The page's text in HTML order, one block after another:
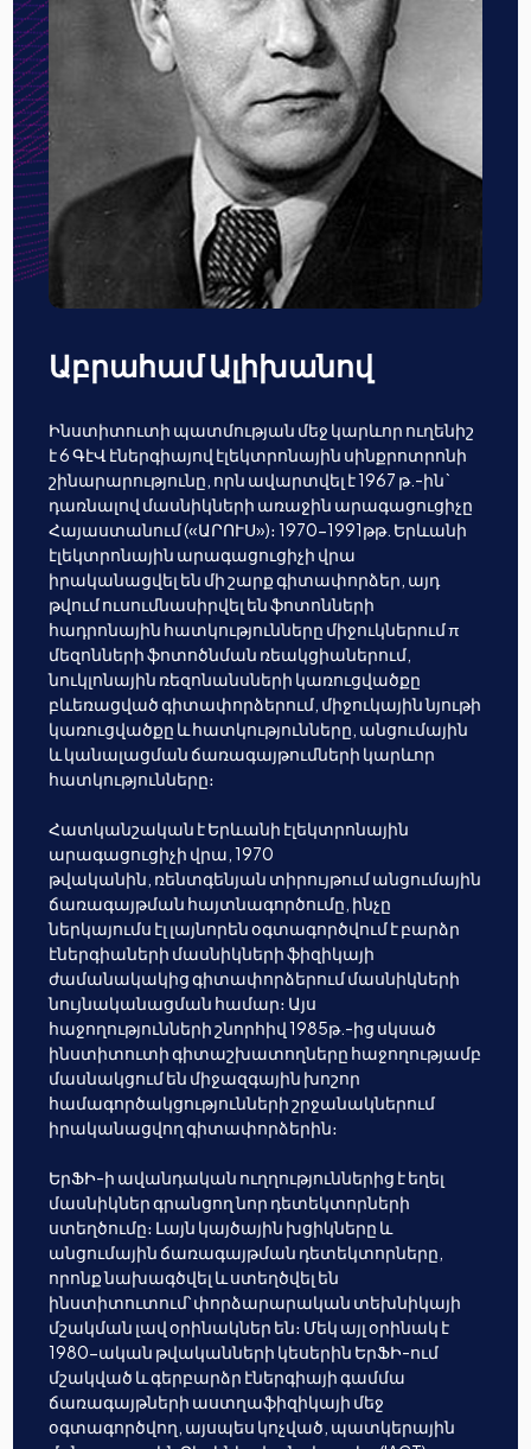
Աբրահամ Ալիխանով
Ինստիտուտի պատմության մեջ կարևոր ուղենիշ
է 6 ԳէՎ էներգիայով էլեկտրոնային սինքրոտրոնի
շինարարությունը, որն ավարտվել է 1967 թ.-ին`
դառնալով մասնիկների առաջին արագացուցիչը
Հայաստանում («ԱՐՈՒՍ»)։ 1970-1991թթ. Երևանի
էլեկտրոնային արագացուցիչի վրա
իրականացվել են մի շարք գիտափորձեր, այդ
թվում ուսումնասիրվել են ֆոտոնների
հադրոնային հատկությունները միջուկներում π
մեզոնների ֆոտոծնման ռեակցիաներում,
նուկլոնային ռեզոնանսների կառուցվածքը
բևեռացված գիտափորձերում, միջուկային նյութի
կառուցվածքը և հատկությունները, անցումային
և կանալացման ճառագայթումների կարևոր
հատկությունները։
Հատկանշական է Երևանի էլեկտրոնային
արագացուցիչի վրա, 1970
թվականին, ռենտգենյան տիրույթում անցումային
ճառագայթման հայտնագործումը, ինչը
ներկայումս էլ լայնորեն օգտագործվում է բարձր
էներգիաների մասնիկների ֆիզիկայի
ժամանակակից գիտափորձերում մասնիկների
նույնականացման համար։ Այս
հաջողությունների շնորհիվ 1985թ.-ից սկսած
ինստիտուտի գիտաշխատողները հաջողությամբ
մասնակցում են միջազգային խոշոր
համագործակցությունների շրջանակներում
իրականացվող գիտափորձերին։
ԵրՖԻ-ի ավանդական ուղղություններից է եղել
մասնիկներ գրանցող նոր դետեկտորների
ստեղծումը։ Լայն կայծային խցիկները և
անցումային ճառագայթման դետեկտորները,
որոնք նախագծվել և ստեղծվել են
ինստիտուտում՝ փորձարարական տեխնիկայի
մշակման լավ օրինակներ են։ Մեկ այլ օրինակ է
1980-ական թվականների կեսերին ԵրՖԻ-ում
մշակված և գերբարձր էներգիայի գամմա
ճառագայթների աստղաֆիզիկայի մեջ
օգտագործվող, այսպես կոչված, պատկերային